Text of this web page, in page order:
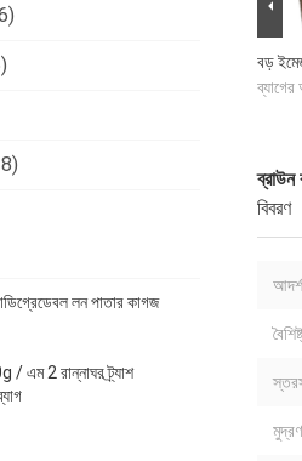
লন পাতার কাগজ
/ এম 2 রান্নাঘর ট্র্যাশ
বড়
ব্রাউন
বিবরণ